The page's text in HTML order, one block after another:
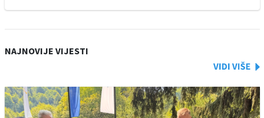
NAJNOVIJE VIJESTI